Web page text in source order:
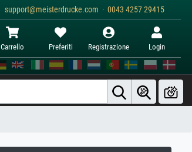
support@meisterdrucke.com · 0043 4257 29415
Carrello Preferiti Registrazione Login